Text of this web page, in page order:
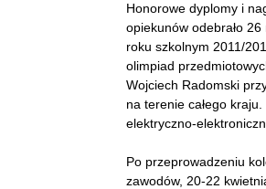
Honorowe dyplomy i
opiekunów odebrało
roku szkolnym 2011/
olimpiad
Wojciech Radomski
na terenie całego
elektryczno-
Po przeprowadzeniu
zawodów, 20-22